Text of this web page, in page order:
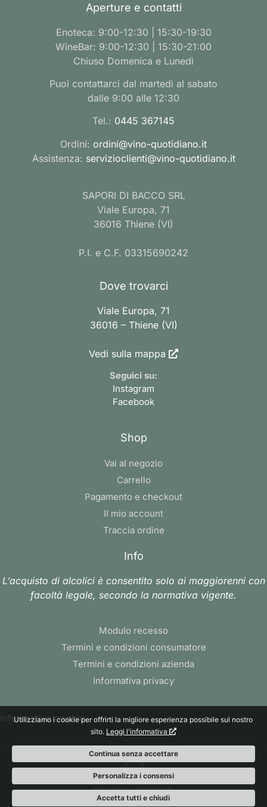
Aperture e contatti
Enoteca: 9:00-12:30 | 15:30-19:30
WineBar: 9:00-12:30 | 15:30-21:00
Chiuso Domenica e Lunedì
Puoi contattarci dal martedì al sabato
dalle 9:00 alle 12:30
Tel.: 0445 367145
Ordini: ordini@vino-quotidiano.it
Assistenza: servizioclienti@vino-quotidiano.it
SAPORI DI BACCO SRL
Viale Europa, 71
36016 Thiene (VI)
P.I. e C.F. 03315690242
Dove trovarci
Viale Europa, 71
36016 – Thiene (VI)
Vedi sulla mappa
Seguici su:
Instagram
Facebook
Shop
Vai al negozio
Carrello
Pagamento e checkout
Il mio account
Traccia ordine
Info
L’acquisto di alcolici è consentito solo ai maggiorenni con
facoltà legale, secondo la normativa vigente.
Modulo recesso
Termini e condizioni consumatore
Termini e condizioni azienda
Informativa privacy
Informativa cookie
web agency: altrarete.com
Utilizziamo i cookie per offrirti la migliore esperienza possibile sul nostro
sito. Leggi l'informativa
Continua senza accettare
Personalizza i consensi
Accetta tutti e chiudi